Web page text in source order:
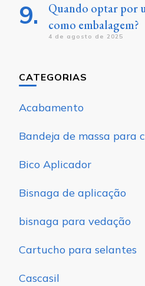
Quando optar por
como embalagem?
4 de agosto de 2025
CATEGORIAS
Acabamento
Bandeja de massa para
Bico Aplicador
Bisnaga de aplicação
bisnaga para vedação
Cartucho para selantes
Cascasil